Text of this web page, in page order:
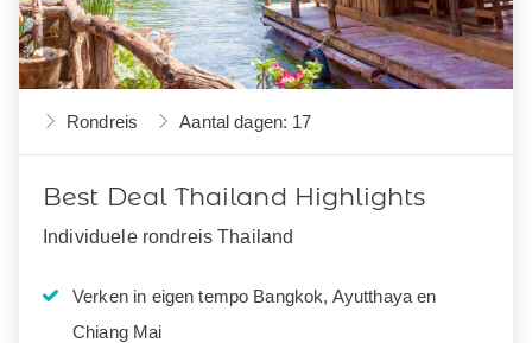
Rondreis Aantal dagen: 17
Best Deal Thailand Highlights
Individuele rondreis Thailand
Verken in eigen tempo Bangkok, Ayutthaya en
Chiang Mai